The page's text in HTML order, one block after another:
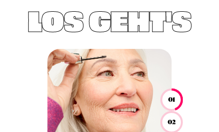
LOS GEHT'S
01
02